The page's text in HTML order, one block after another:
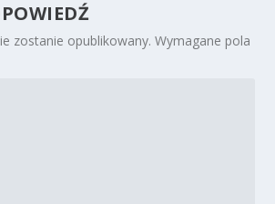
zostanie opublikowany. Wymagane pola